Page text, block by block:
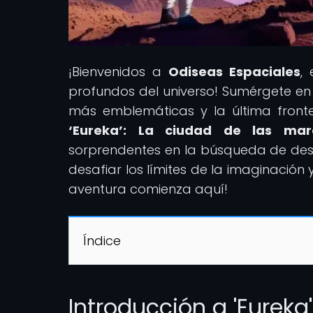
¡Bienvenidos a Odiseas Espaciales,
profundos del universo! Sumérgete
más emblemáticas y la última
‘Eureka’: La ciudad de las
sorprendentes en la búsqueda de
desafiar los límites de la imaginación
aventura comienza aquí!
Índice